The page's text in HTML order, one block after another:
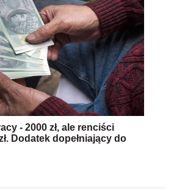
- 2000 zł, ale renciści
Dodatek dopełniający do